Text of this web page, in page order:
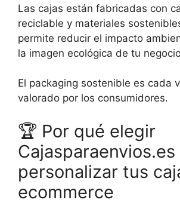
Las cajas están fabricadas con
reciclable y materiales
permite reducir el impacto
la imagen ecológica de tu
El packaging sostenible es cada
valorado por los consumidores.
🏆 Por qué elegir
Cajasparaenvios.es
personalizar tus
ecommerce